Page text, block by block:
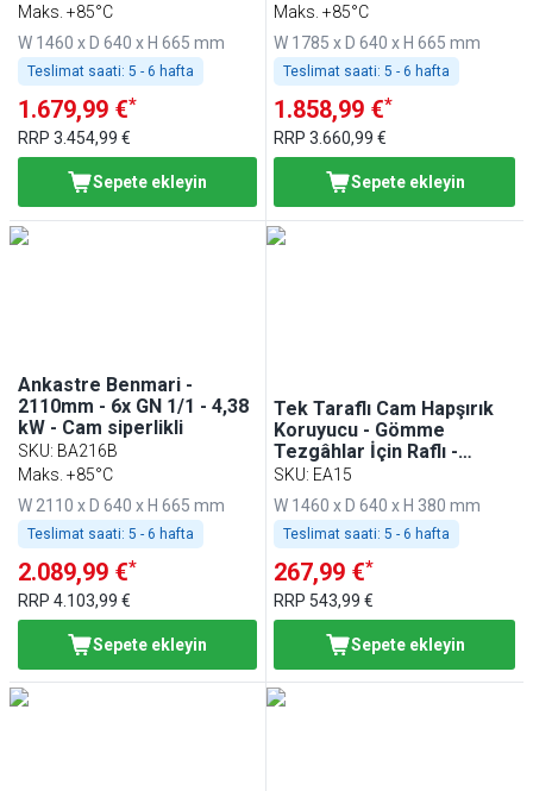
Maks. +85°C
W 1460 x D 640 x H 665 mm
Teslimat saati: 5 - 6 hafta
1.679,99 €*
RRP 3.454,99 €
Sepete ekleyin
Maks. +85°C
W 1785 x D 640 x H 665 mm
Teslimat saati: 5 - 6 hafta
1.858,99 €*
RRP3.660,99 €
Sepete ekleyin
Ankastre Benmari -
2110mm - 6x GN 1/1 - 4,38
kW - Cam siperlikli
SKU: BA216B
Maks. +85°C
W 2110 x D 640 x H 665 mm
Teslimat saati: 5 - 6 hafta
2.089,99 €*
RRP 4.103,99 €
Sepete ekleyin
Tek Taraflı Cam Hapşırık
Koruyucu - Gömme
Tezgâhlar İçin Raflı -
1500mm - BA156, WA156,
KA156, PA156 ve EA156
Uyumlu
SKU: EA15
W 1460 x D 640 x H 380 mm
Teslimat saati: 5 - 6 hafta
267,99 €*
RRP 543,99 €
Sepete ekleyin